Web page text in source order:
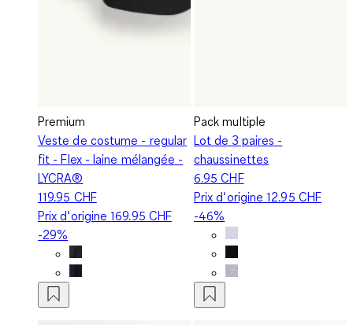
Premium
Veste de costume - regular
fit - Flex - laine mélangée -
LYCRA®
119.95 CHF
Prix d‘origine169.95 CHF
-29%
Pack multiple
Lot de 3 paires -
chaussinettes
6.95 CHF
Prix d‘origine12.95 CHF
-46%